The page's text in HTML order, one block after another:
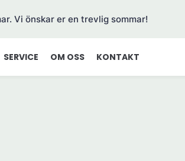
Vi önskar er en trevlig sommar!
SERVICE OM OSS KONTAKT